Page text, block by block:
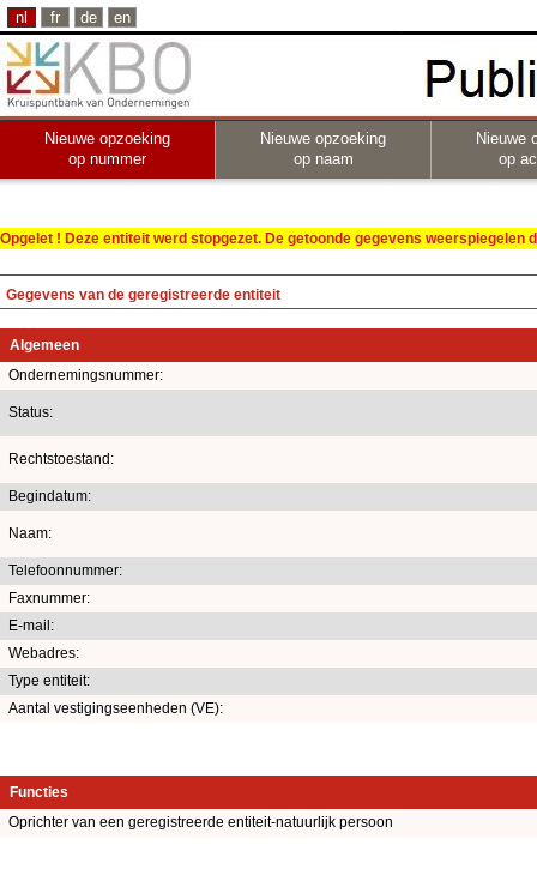
nl fr de en
Nieuwe opzoeking
op nummer
Nieuwe opzoeking
op naam
Nieuwe
op
Opgelet ! Deze entiteit werd stopgezet. De getoonde gegevens
Gegevens van de geregistreerde entiteit
Algemeen
Ondernemingsnummer:
Status:
Rechtstoestand:
Begindatum:
Naam:
Telefoonnummer:
Faxnummer:
E-mail:
Webadres:
Type entiteit:
Aantal vestigingseenheden (VE):
Functies
Oprichter van een geregistreerde entiteit-natuurlijk persoon